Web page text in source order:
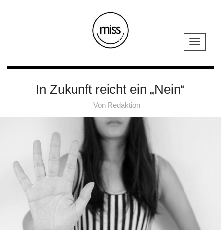
In Zukunft reicht ein „Nein“
Von Redaktion